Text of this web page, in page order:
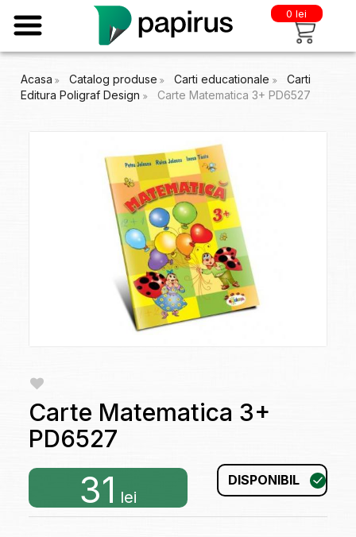
0 lei
Acasa Catalog produse Carti educationale
Carti
Editura Poligraf Design
Carte Matematica 3+ PD6527
Carte Matematica 3+
PD6527
31 lei
DISPONIBIL